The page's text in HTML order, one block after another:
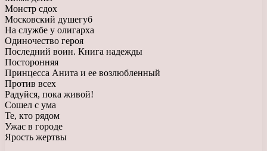
Монстр сдох
Московский душегуб
На службе у олигарха
Одиночество героя
Последний воин. Книга надежды
Посторонняя
Принцесса Анита и ее возлюбленный
Против всех
Радуйся, пока живой!
Сошел с ума
Те, кто рядом
Ужас в городе
Ярость жертвы